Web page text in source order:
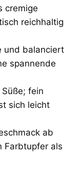
cremige
reichhaltig
und balanciert
spannende
fein
sich leicht
ab
Farbtupfer als